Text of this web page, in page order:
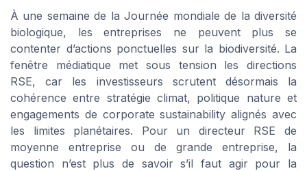
À une semaine de la Journée mondiale de la diversité
biologique, les entreprises ne peuvent plus se
contenter d’actions ponctuelles sur la biodiversité. La
fenêtre médiatique met sous tension les directions
RSE, car les investisseurs scrutent désormais la
cohérence entre stratégie climat, politique nature et
engagements de corporate sustainability alignés avec
les limites planétaires. Pour un directeur RSE de
moyenne entreprise ou de grande entreprise, la
question n’est plus de savoir s’il faut agir pour la